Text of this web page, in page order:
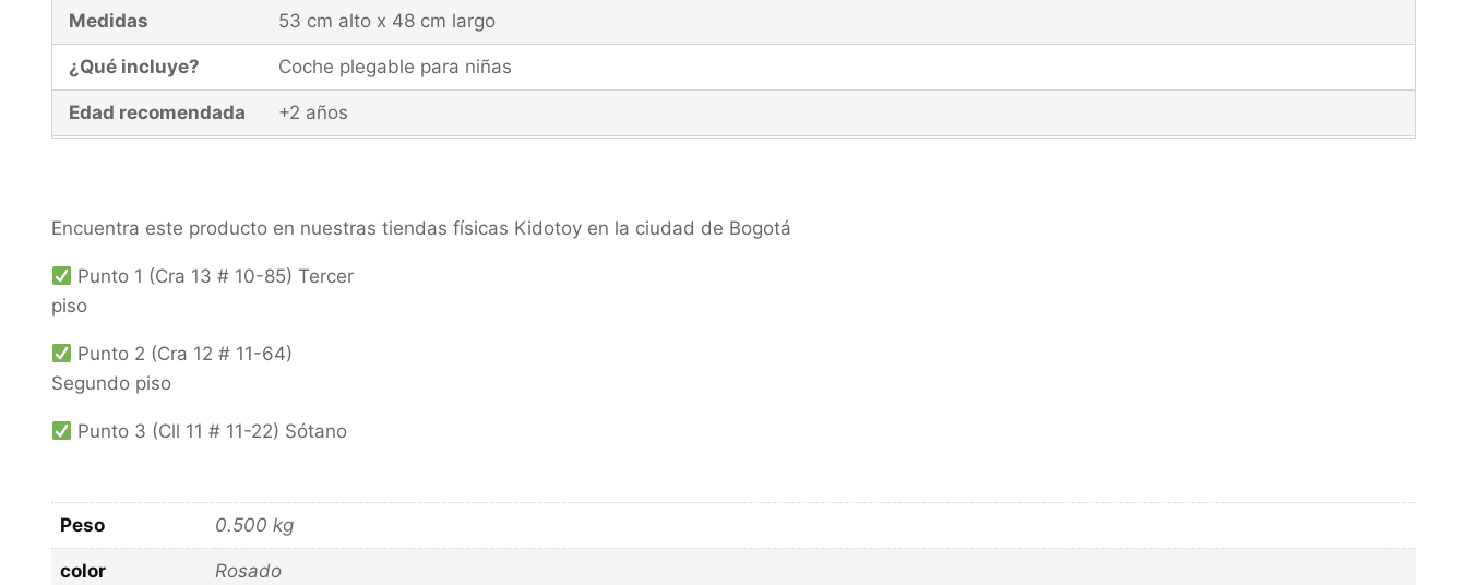
Medidas 53 cm alto x 48 cm largo
¿Qué incluye? Coche plegable para niñas
Edad recomendada +2 años
Encuentra este producto en nuestras tiendas físicas Kidotoy en la ciudad de Bogotá
Punto 1 (Cra 13 # 10-85) Tercer
piso
Punto 2 (Cra 12 # 11-64)
Segundo piso
Punto 3 (Cll 11 # 11-22) Sótano
Peso 0.500 kg
color Rosado